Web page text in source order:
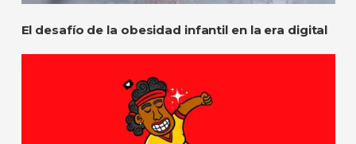
El desafío de la obesidad infantil en la era digital